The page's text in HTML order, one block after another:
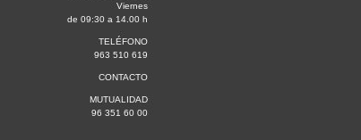
Viernes
de 09:30 a 14.00 h
TELÉFONO
963 510 619
CONTACTO
MUTUALIDAD
96 351 60 00